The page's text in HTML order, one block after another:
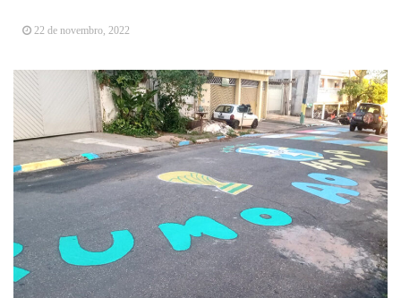
dos Ipês
22 de novembro, 2022